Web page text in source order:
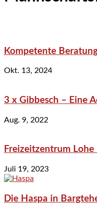
Kompetente
Okt. 13, 2024
3 x Gibbesch – Eine
Aug. 9, 2022
Freizeitzentrum
Juli 19, 2023
Die Haspa in